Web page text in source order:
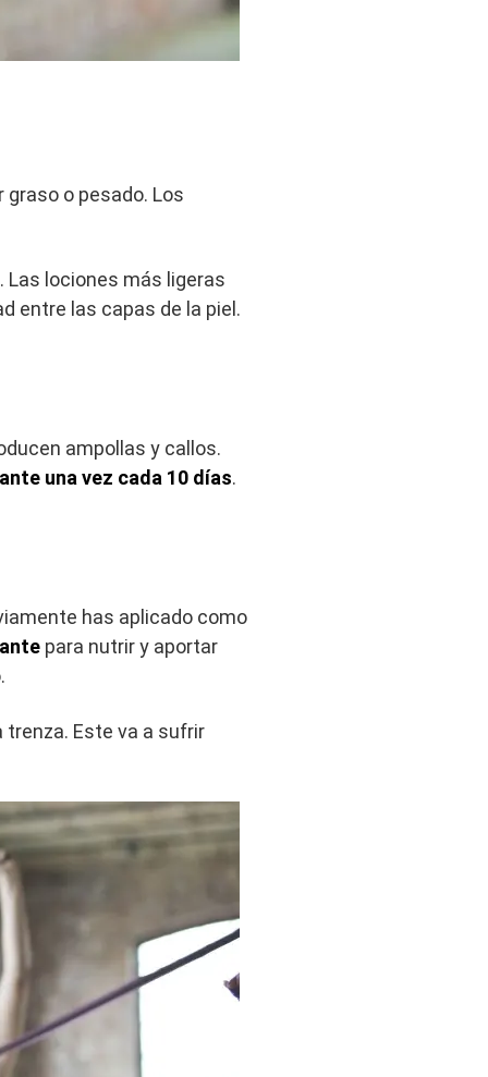
graso o pesado. Los
lociones más ligeras
entre las capas de la piel.
ampollas y callos.
una vez cada 10 días.
has aplicado como
para nutrir y aportar
trenza. Este va a sufrir